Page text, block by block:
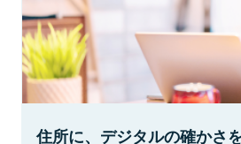
住所に、デジタルの確かさを